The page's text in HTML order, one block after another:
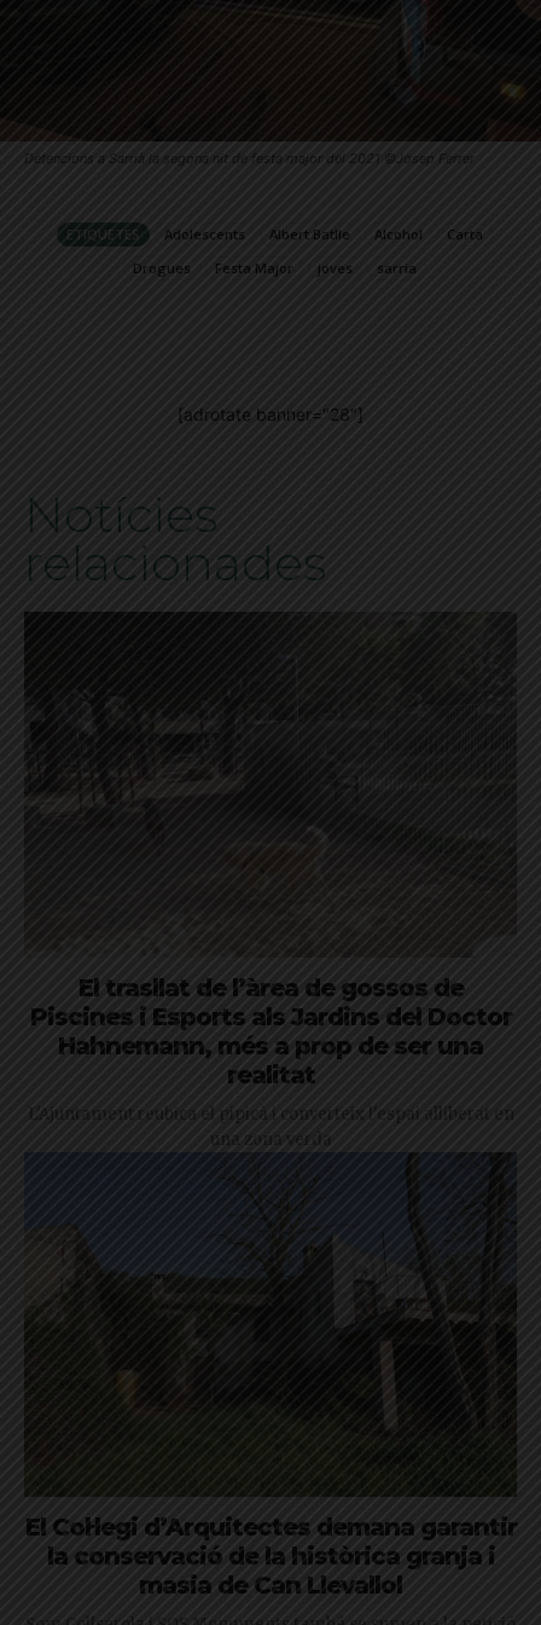
Detencions a Sarrià la segona nit de festa major del 2021 ©Josep Ferrer
ETIQUETES Adolescents Albert Batlle Alcohol
Carta
Drogues
Festa Major joves sarria
[adrotate banner="28"]
Notícies
relacionades
El trasllat de l’àrea de gossos de
Piscines i Esports als Jardins del Doctor
Hahnemann, més a prop de ser una
realitat
L'Ajuntament reubica el pipicà i converteix l'espai alliberat en
una zona verda
El Col·legi d’Arquitectes demana garantir
la conservació de la històrica granja i
masia de Can Llevallol